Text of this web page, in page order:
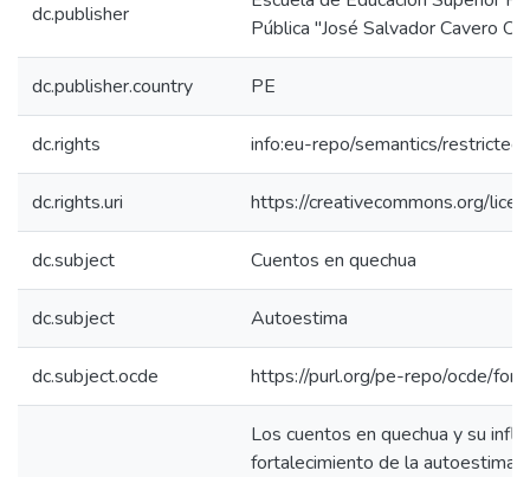
dc.publisher
Pública "José Salvador Cavero
dc.publisher.country PE
dc.rights info:eu-repo/semantics/
dc.rights.uri https://creativecommons.org/
dc.subject Cuentos en quechua
dc.subject Autoestima
dc.subject.ocde https://purl.org/pe-repo/ocde/
Los cuentos en quechua y su
fortalecimiento de la autoestima